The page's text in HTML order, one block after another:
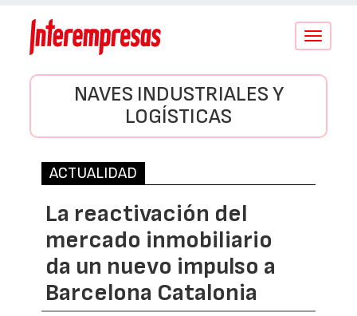
Conmutar
NAVES INDUSTRIALES Y
LOGÍSTICAS
ACTUALIDAD
La reactivación del
mercado inmobiliario
da un nuevo impulso a
Barcelona Catalonia